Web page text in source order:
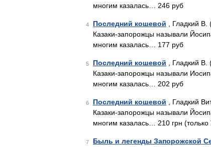
многим казалась… 246 руб
4 Последний кошевой , Гладкий В.
Казаки-запорожцы называли
многим казалась… 177 руб
5 Последний кошевой , Гладкий В.
Казаки-запорожцы называли
многим казалась… 202 руб
6 Последний кошевой , Гладкий
Казаки-запорожцы называли
многим казалась… 210 грн (только
7 Быль и легенды Запорожской